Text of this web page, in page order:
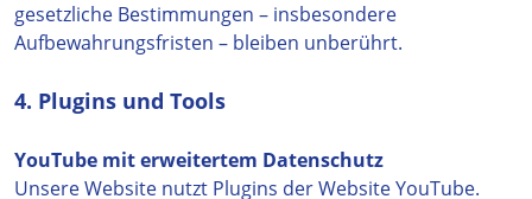
gesetzliche Bestimmungen – insbesondere
Aufbewahrungsfristen – bleiben unberührt.
4. Plugins und Tools
YouTube mit erweitertem Datenschutz
Unsere Website nutzt Plugins der Website YouTube.